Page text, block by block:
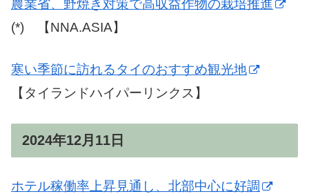
農業省、野焼き対策で高収益作物の栽培推進
(*) 【NNA.ASIA】
寒い季節に訪れるタイのおすすめ観光地
【タイランドハイパーリンクス】
2024年12月11日
ホテル稼働率上昇見通し、北部中心に好調